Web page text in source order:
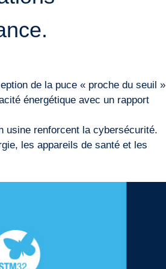
de la puce « proche du seuil »
énergétique avec un rapport
usine renforcent la cybersécurité.
les appareils de santé et les